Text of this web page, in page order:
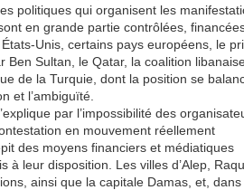
politiques qui organisent les
en grande partie contrôlées,
Unis, certains pays européens, le
Ben Sultan, le Qatar, la coalition
de la Turquie, dont la position se
et l’ambiguïté.
par l’impossibilité des
en mouvement réellement
des moyens financiers et médiatiques
à leur disposition. Les villes d’Alep,
ainsi que la capitale Damas, et,